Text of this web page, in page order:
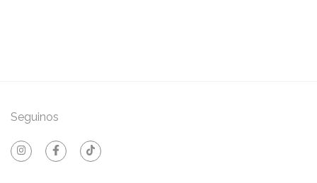
Seguinos